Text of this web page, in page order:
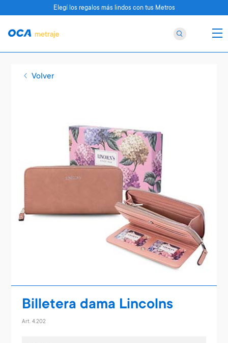
Volver
Billetera dama Lincolns
Art. 4.202
Elegí los regalos más lindos con tus Metros